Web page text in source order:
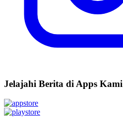
Jelajahi Berita di Apps Kami